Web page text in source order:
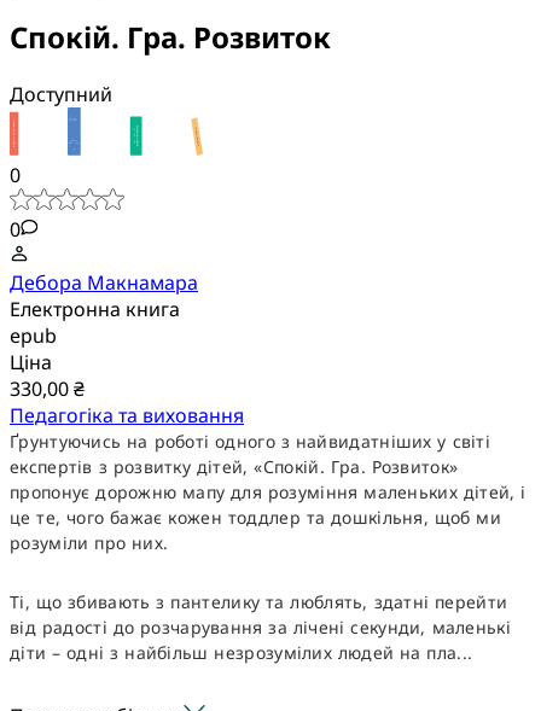
Спокій. Гра. Розвиток
Доступний
0
0
Дебора Макнамара
Електронна книга
epub
Ціна
330,00 ₴
Педагогіка та виховання
Ґрунтуючись на роботі одного з найвидатніших у світі
експертів з розвитку дітей, «Спокій. Гра. Розвиток»
пропонує дорожню мапу для розуміння маленьких дітей, і
це те, чого бажає кожен тоддлер та дошкільня, щоб ми
розуміли про них.
Ті, що збивають з пантелику та люблять, здатні перейти
від радості до розчарування за лічені секунди, маленькі
діти – одні з найбільш незрозумілих людей на пла...